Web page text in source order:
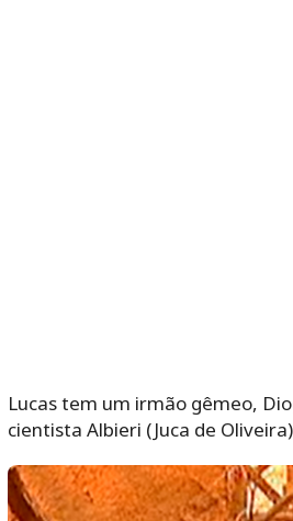
Lucas tem um irmão gêmeo,
cientista Albieri (Juca de